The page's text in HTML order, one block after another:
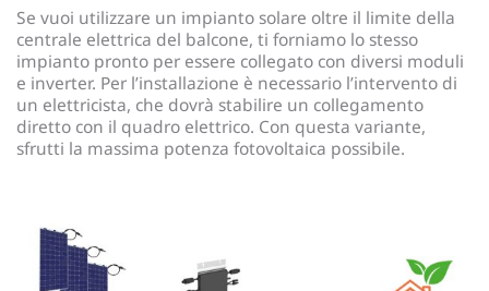
Se vuoi utilizzare un impianto solare oltre il limite della
centrale elettrica del balcone, ti forniamo lo stesso
impianto pronto per essere collegato con diversi moduli
e inverter. Per l’installazione è necessario l’intervento di
un elettricista, che dovrà stabilire un collegamento
diretto con il quadro elettrico. Con questa variante,
sfrutti la massima potenza fotovoltaica possibile.